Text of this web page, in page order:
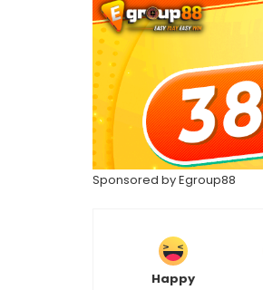
Sponsored byEgroup88
Happy